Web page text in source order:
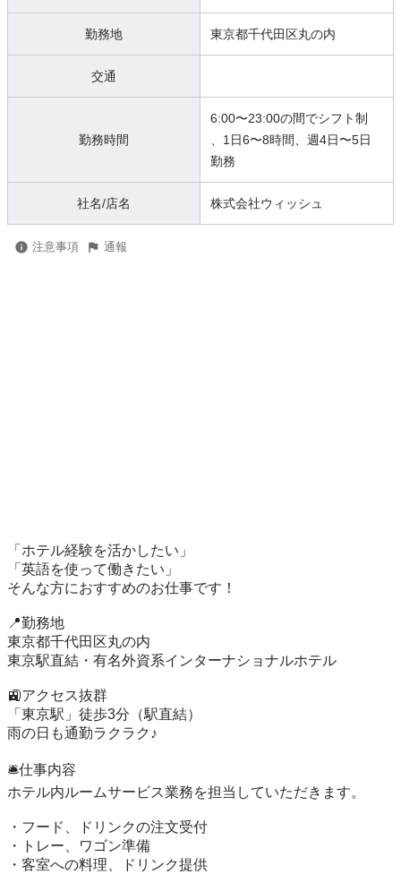
勤務地 東京都千代田区丸の内
交通
勤務時間
6:00〜23:00の間でシフト制
、1日6〜8時間、週4日〜5日
勤務
社名/店名 株式会社ウィッシュ
注意事項 通報
「ホテル経験を活かしたい」
「英語を使って働きたい」
そんな方におすすめのお仕事です！
📍勤務地
東京都千代田区丸の内
東京駅直結・有名外資系インターナショナルホテル
🚉アクセス抜群
「東京駅」徒歩3分（駅直結）
雨の日も通勤ラクラク♪
🛎️仕事内容
ホテル内ルームサービス業務を担当していただきます。
・フード、ドリンクの注文受付
・トレー、ワゴン準備
・客室への料理、ドリンク提供